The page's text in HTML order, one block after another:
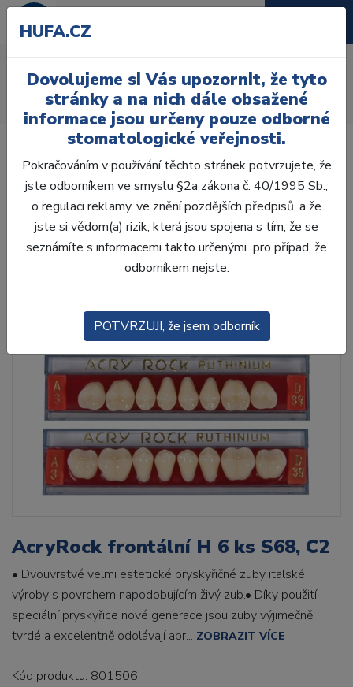
Úvod Zuby
AcryRock
AcryRock frontální H 6 ks S68, C2
AcryRock frontální H 6 ks S68, C2
• Dvouvrstvé velmi estetické pryskyřičné zuby italské
výroby s povrchem napodobujícím živý zub.• Díky použití
speciální pryskyřice nové generace jsou zuby výjimečně
tvrdé a excelentně odolávají abr... ZOBRAZIT VÍCE
Kód produktu: 801506
HUFA.CZ
Dovolujeme si Vás upozornit, že tyto
stránky a na nich dále obsažené
informace jsou určeny pouze odborné
stomatologické veřejnosti.
Pokračováním v používání těchto stránek potvrzujete, že
jste odborníkem ve smyslu §2a zákona č. 40/1995 Sb.,
o regulaci reklamy, ve znění pozdějších předpisů, a že
jste si vědom(a) rizik, která jsou spojena s tím, že se
seznámíte s informacemi takto určenými pro případ, že
odborníkem nejste.
POTVRZUJI, že jsem odborník